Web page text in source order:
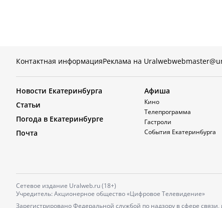
Контактная информацияРеклама на Uralweb
Новости Екатеринбурга
Статьи
Погода в Екатеринбурге
Почта
Афиша
Кино
Телепрограмма
Гастроли
События Екатеринбурга
Сетевое издание Uralweb.ru (18+)
Учредитель: Акционерное общество «Цифровое Телевидение»
Зарегистрировано Федеральной службой по надзору в сфере